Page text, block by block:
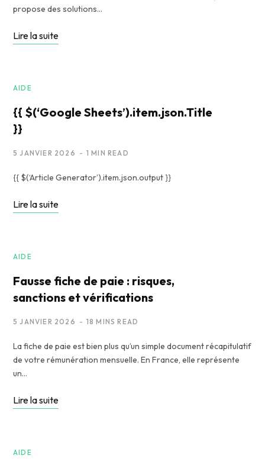
propose des solutions…
Lire la suite
AIDE
{{ $(‘Google Sheets’).item.json.Title
}}
5 JANVIER 2026 1 MIN READ
{{ $(‘Article Generator’).item.json.output }}
Lire la suite
AIDE
Fausse fiche de paie : risques,
sanctions et vérifications
5 JANVIER 2026 18 MINS READ
La fiche de paie est bien plus qu’un simple document récapitulatif
de votre rémunération mensuelle. En France, elle représente
un…
Lire la suite
AIDE